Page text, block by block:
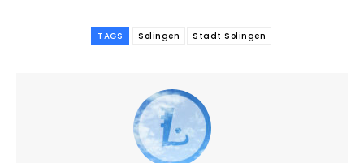
TAGS Solingen Stadt Solingen